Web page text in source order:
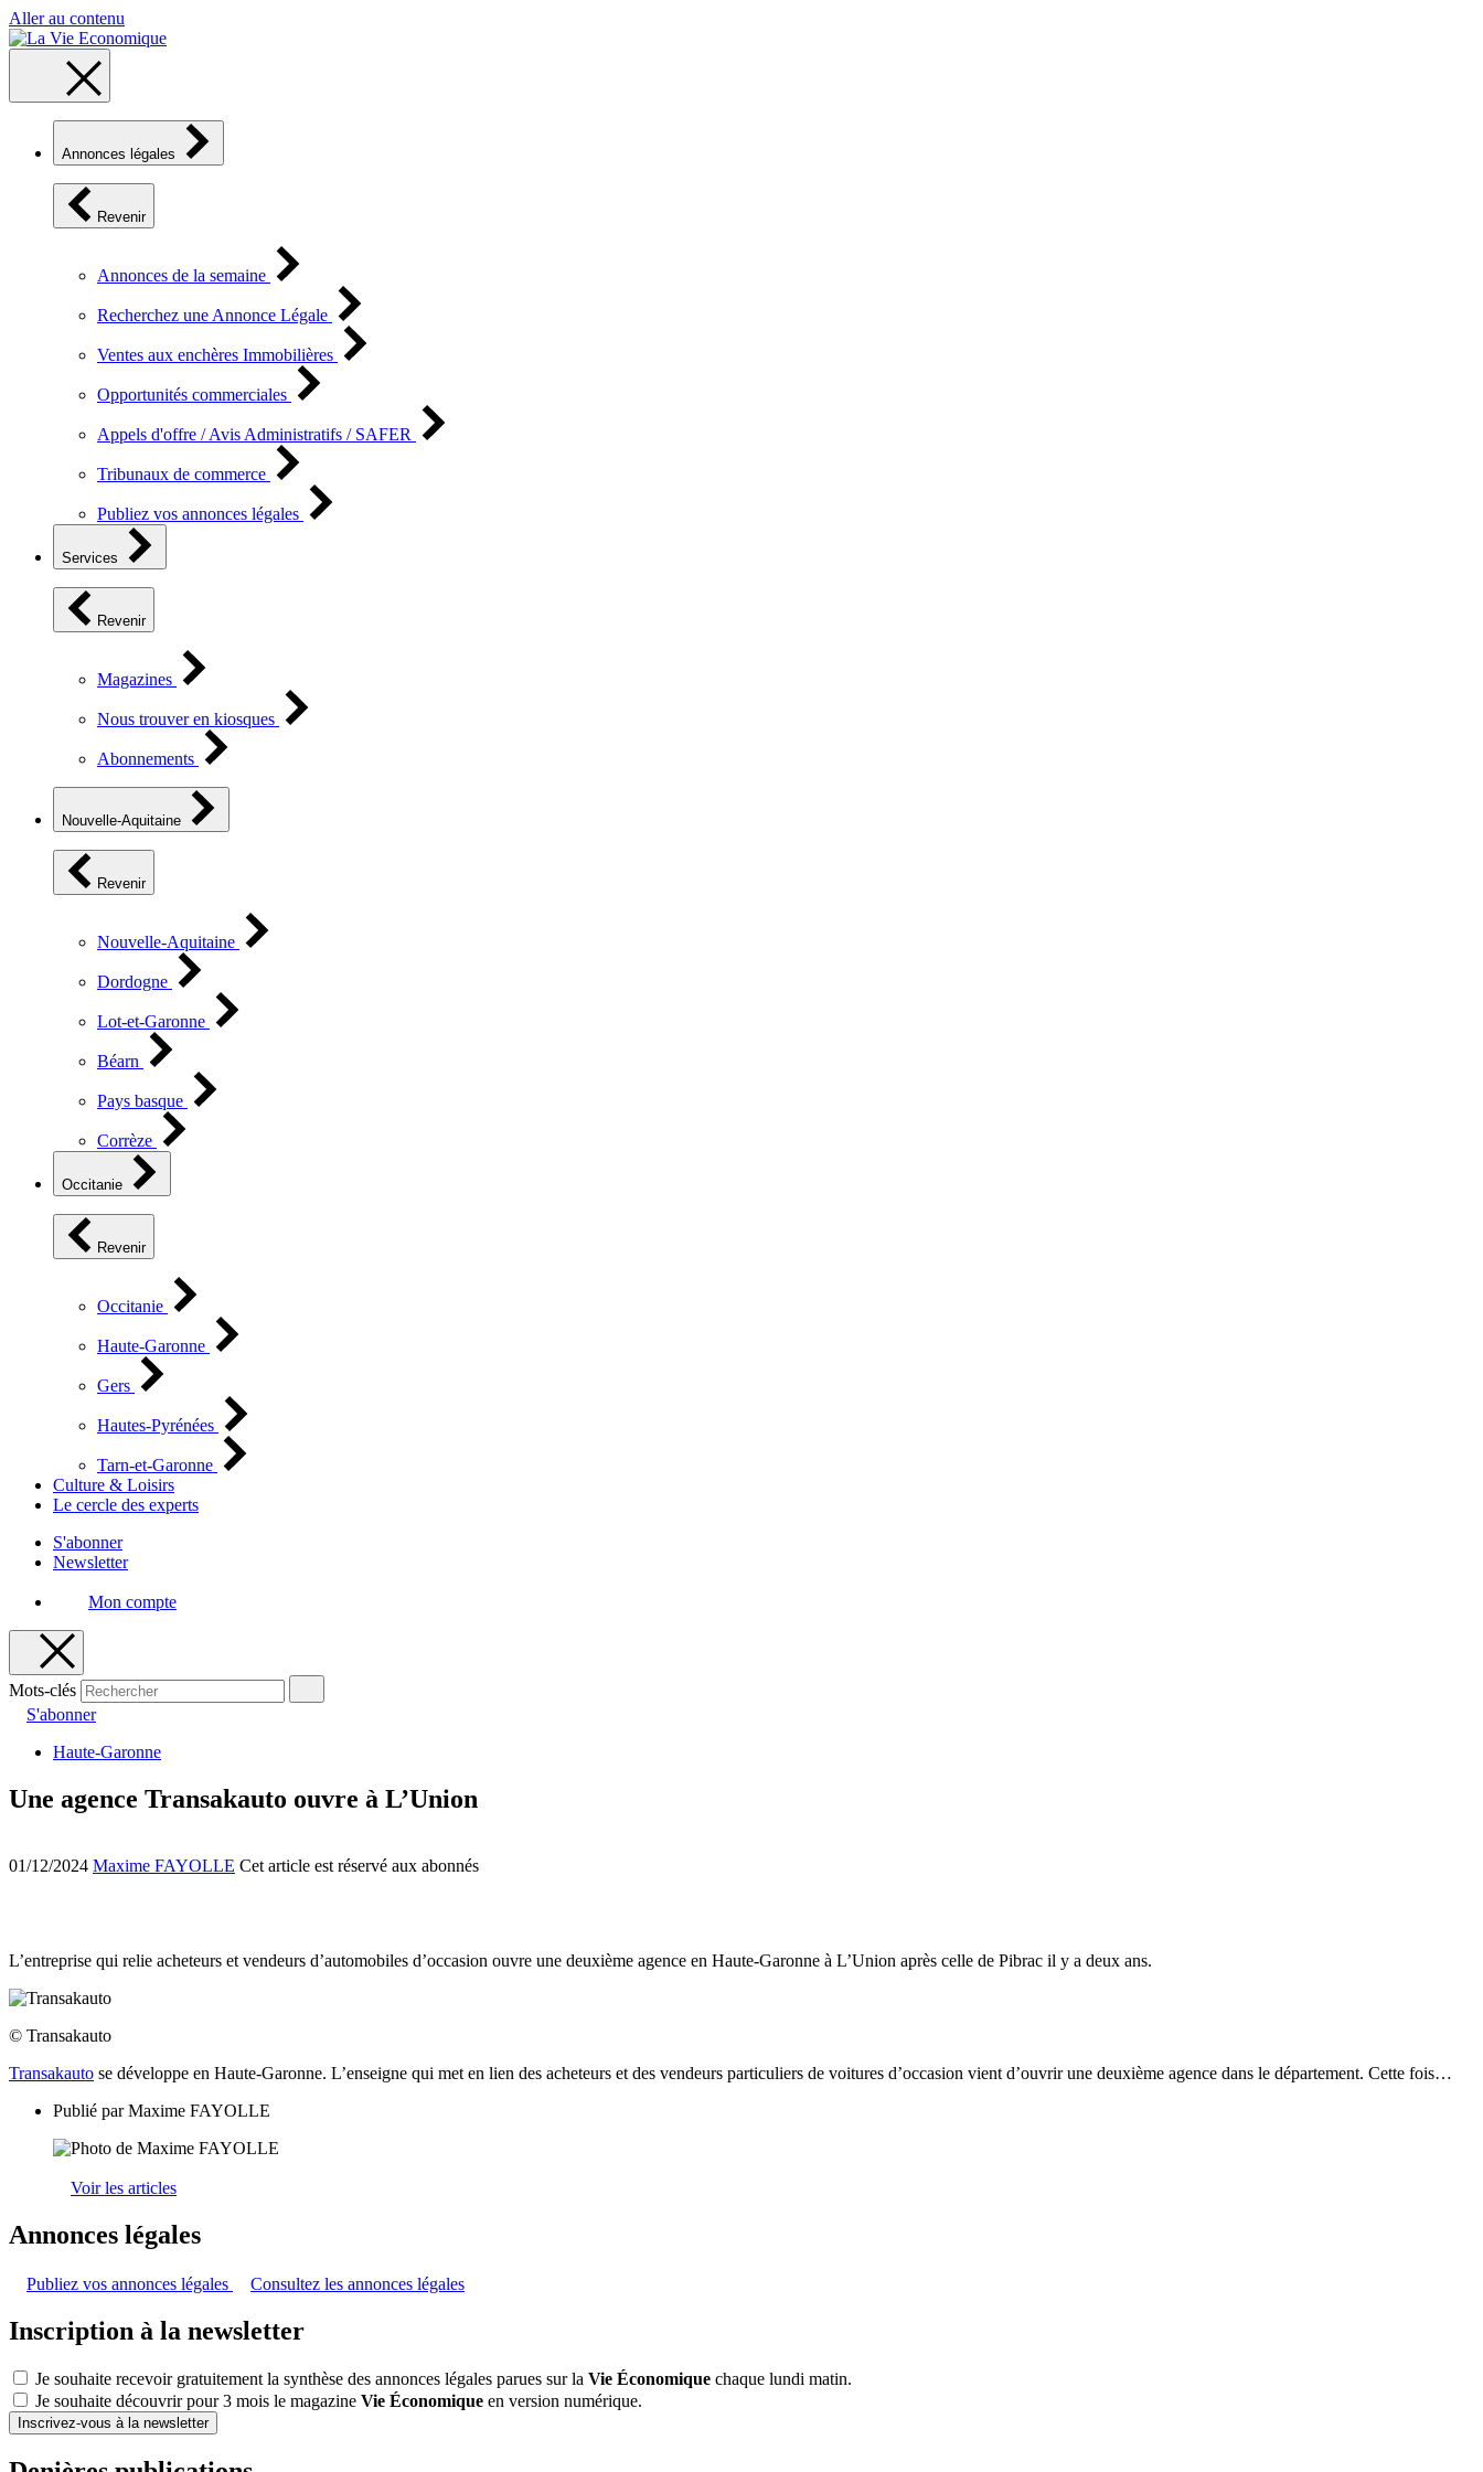
Aller au contenu
Annonces légales
Revenir
Annonces de la semaine
Recherchez une Annonce Légale
Ventes aux enchères Immobilières
Opportunités commerciales
Appels d'offre / Avis Administratifs / SAFER
Tribunaux de commerce
Publiez vos annonces légales
Services
Revenir
Magazines
Nous trouver en kiosques
Abonnements
Nouvelle-Aquitaine
Revenir
Nouvelle-Aquitaine
Dordogne
Lot-et-Garonne
Béarn
Pays basque
Corrèze
Occitanie
Revenir
Occitanie
Haute-Garonne
Gers
Hautes-Pyrénées
Tarn-et-Garonne
Culture & Loisirs
Le cercle des experts
S'abonner
Newsletter
Mon compte
Mots-clés
S'abonner
Haute-Garonne
Une agence Transakauto ouvre à L’Union
01/12/2024 Maxime FAYOLLE Cet article est réservé aux abonnés
L’entreprise qui relie acheteurs et vendeurs d’automobiles d’occasion ouvre une deuxième agence en Haute-Garonne à L’Union après celle de Pibrac il y a deux ans.
© Transakauto
Transakauto se développe en Haute-Garonne. L’enseigne qui met en lien des acheteurs et des vendeurs particuliers de voitures d’occasion vient d’ouvrir une deuxième agence dans le département. Cette fois…
Publié parMaxime FAYOLLE
Voir les articles
Annonces légales
Publiez vos annonces légales Consultez les annonces légales
Inscription à la newsletter
Je souhaite recevoir gratuitement la synthèse des annonces légales parues sur la Vie Économique chaque lundi matin.
Je souhaite découvrir pour 3 mois le magazine Vie Économique en version numérique.
Inscrivez-vous à la newsletter